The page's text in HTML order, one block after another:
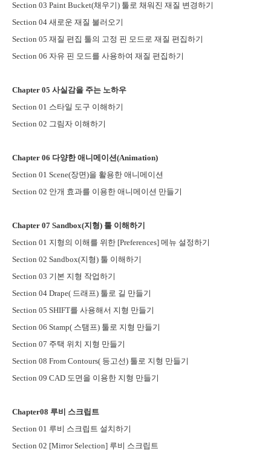
Section 03 Paint Bucket(채우기) 툴로 채워진 재질 변경하기
Section 04 새로운 재질 불러오기
Section 05 재질 편집 툴의 고정 핀 모드로 재질 편집하기
Section 06 자유 핀 모드를 사용하여 재질 편집하기
Chapter 05 사실감을 주는 노하우
Section 01 스타일 도구 이해하기
Section 02 그림자 이해하기
Chapter 06 다양한 애니메이션(Animation)
Section 01 Scene(장면)을 활용한 애니메이션
Section 02 안개 효과를 이용한 애니메이션 만들기
Chapter 07 Sandbox(지형) 툴 이해하기
Section 01 지형의 이해를 위한 [Preferences] 메뉴 설정하기
Section 02 Sandbox(지형) 툴 이해하기
Section 03 기본 지형 작업하기
Section 04 Drape( 드래프) 툴로 길 만들기
Section 05 SHIFT를 사용해서 지형 만들기
Section 06 Stamp( 스탬프) 툴로 지형 만들기
Section 07 주택 위치 지형 만들기
Section 08 From Contours( 등고선) 툴로 지형 만들기
Section 09 CAD 도면을 이용한 지형 만들기
Chapter08 루비 스크립트
Section 01 루비 스크립트 설치하기
Section 02 [Mirror Selection] 루비 스크립트